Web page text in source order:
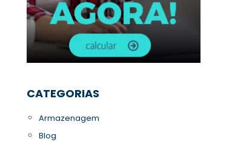
CATEGORIAS
Armazenagem
Blog